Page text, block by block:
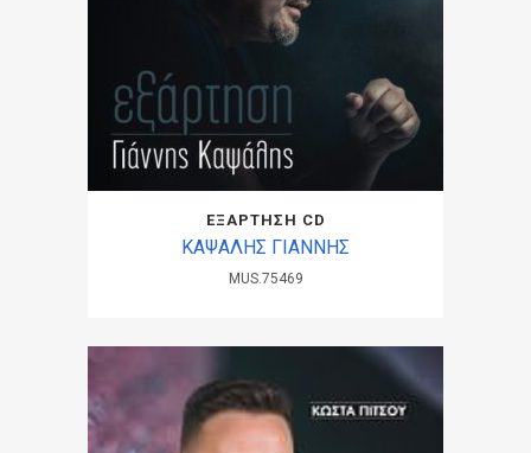
ΕΞΑΡΤΗΣΗ CD
ΚΑΨΑΛΗΣ ΓΙΑΝΝΗΣ
MUS.75469